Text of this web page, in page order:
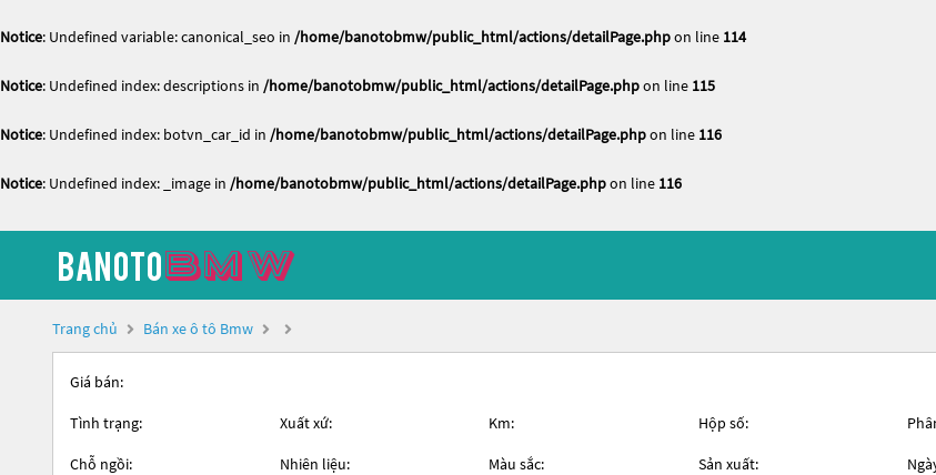
Notice: Undefined variable: canonical_seo in /home/banotobmw/public_html/actions/detailPage.phpon line 114
Notice: Undefined index: descriptions in /home/banotobmw/public_html/actions/detailPage.phpon line 115
Notice: Undefined index: botvn_car_id in /home/banotobmw/public_html/actions/detailPage.phpon line 116
Notice: Undefined index: _image in /home/banotobmw/public_html/actions/detailPage.phpon line 116
Trang chủ Bán xe ô tô Bmw
Giá bán:
Tình trạng: Xuất xứ: Km: Hộp số:
Chỗ ngồi: Nhiên liệu: Màu sắc: Sản xuất: